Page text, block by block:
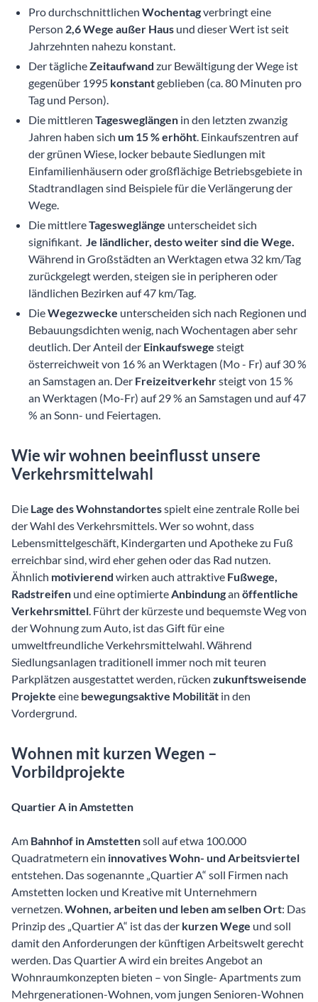
Pro durchschnittlichen Wochentagverbringt eine
Person 2,6 Wege außer Haus und dieser Wert ist seit
Jahrzehnten nahezu konstant.
Der täglicheZeitaufwand zur Bewältigung der Wege ist
gegenüber 1995 konstantgeblieben (ca. 80 Minuten pro
Tag und Person).
Die mittleren Tagesweglängen in den letzten zwanzig
Jahren haben sich um 15 % erhöht. Einkaufszentren auf
der grünen Wiese, locker bebaute Siedlungen mit
Einfamilienhäusern oder großflächige Betriebsgebiete in
Stadtrandlagen sind Beispiele für die Verlängerung der
Wege.
Die mittlereTagesweglänge unterscheidet sich
signifikant. Je ländlicher, desto weiter sind die Wege.
Während in Großstädten an Werktagen etwa 32 km/Tag
zurückgelegt werden, steigen sie in peripheren oder
ländlichen Bezirken auf 47 km/Tag.
DieWegezwecke unterscheiden sich nach Regionen und
Bebauungsdichten wenig, nach Wochentagen aber sehr
deutlich. Der Anteil der Einkaufswege steigt
österreichweit von 16 % an Werktagen (Mo - Fr) auf 30 %
an Samstagen an. Der Freizeitverkehrsteigt von 15 %
an Werktagen (Mo-Fr) auf 29 % an Samstagen und auf 47
% an Sonn- und Feiertagen.
Wie wir wohnen beeinflusst unsere
Verkehrsmittelwahl
Die Lage des Wohnstandortesspielt eine zentrale Rolle bei
der Wahl des Verkehrsmittels. Wer so wohnt, dass
Lebensmittelgeschäft, Kindergarten und Apotheke zu Fuß
erreichbar sind, wird eher gehen oder das Rad nutzen.
Ähnlich motivierend wirken auch attraktive Fußwege,
Radstreifen und eine optimierteAnbindungan öffentliche
Verkehrsmittel. Führt der kürzeste und bequemste Weg von
der Wohnung zum Auto, ist das Gift für eine
umweltfreundliche Verkehrsmittelwahl. Während
Siedlungsanlagen traditionell immer noch mit teuren
Parkplätzen ausgestattet werden, rücken zukunftsweisende
Projekte eine bewegungsaktive Mobilität in den
Vordergrund.
Wohnen mit kurzen Wegen –
Vorbildprojekte
Quartier A in Amstetten
Am Bahnhof in Amstettensoll auf etwa 100.000
Quadratmetern ein innovatives Wohn- und Arbeitsviertel
entstehen. Das sogenannte „Quartier A“ soll Firmen nach
Amstetten locken und Kreative mit Unternehmern
vernetzen.Wohnen, arbeiten und leben am selben Ort: Das
Prinzip des „Quartier A“ ist das der kurzen Wege und soll
damit den Anforderungen der künftigen Arbeitswelt gerecht
werden. Das Quartier A wird ein breites Angebot an
Wohnraumkonzepten bieten – von Single- Apartments zum
Mehrgenerationen-Wohnen, vom jungen Senioren-Wohnen